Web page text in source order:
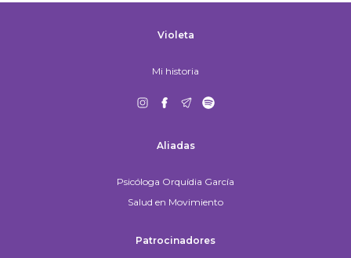
Violeta
Mi historia
Aliadas
Psicóloga Orquídia García
Salud en Movimiento
Patrocinadores